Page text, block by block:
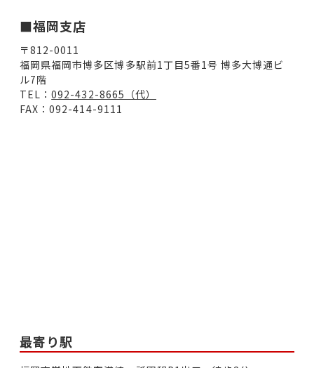
■福岡支店
〒812-0011
福岡県福岡市博多区博多駅前1丁目5番1号 博多大博通ビ
ル7階
TEL：092-432-8665（代）
FAX：092-414-9111
最寄り駅